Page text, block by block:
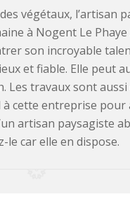
végétaux, l’artisan
à Nogent Le Phaye
son incroyable
et fiable. Elle peut
Les travaux sont
à cette entreprise
artisan paysagiste
le car elle en dispose.